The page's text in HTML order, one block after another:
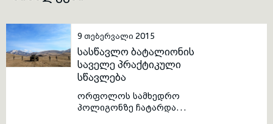
9 თებერვალი 2015
სასწავლო ბატალიონის
საველე პრაქტიკული
სწავლება
ორფოლოს სამხედრო
პოლიგონზე ჩატარდა